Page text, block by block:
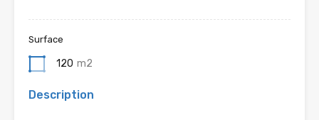
Surface
120 m2
Description